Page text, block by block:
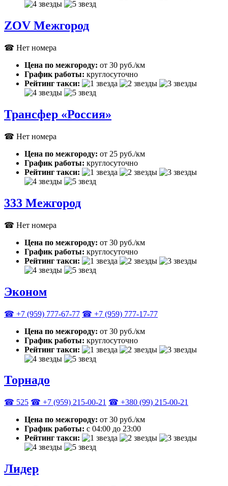
ZOV Межгород
☎ Нет номера
Цена по межгороду: от 30 руб./км
График работы: круглосуточно
Рейтинг такси:
Трансфер «Россия»
☎ Нет номера
Цена по межгороду: от 25 руб./км
График работы: круглосуточно
Рейтинг такси:
333 Межгород
☎ Нет номера
Цена по межгороду: от 30 руб./км
График работы: круглосуточно
Рейтинг такси:
Эконом
☎ +7 (959) 777-67-77 ☎ +7 (959) 777-17-77
Цена по межгороду: от 30 руб./км
График работы: круглосуточно
Рейтинг такси:
Торнадо
☎ 525 ☎ +7 (959) 215-00-21 ☎ +380 (99) 215-00-21
Цена по межгороду: от 30 руб./км
График работы: с 04:00 до 23:00
Рейтинг такси:
Лидер